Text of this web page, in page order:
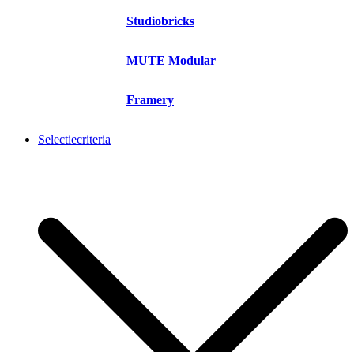
Studiobricks
MUTE Modular
Framery
Selectiecriteria